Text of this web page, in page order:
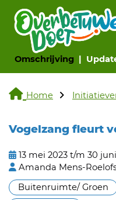
Omschrijving(huidige
Home
Vogelzang fleurt
13 mei 2023 t/m 30
Amanda Mens-
Buitenruimte/ Groen